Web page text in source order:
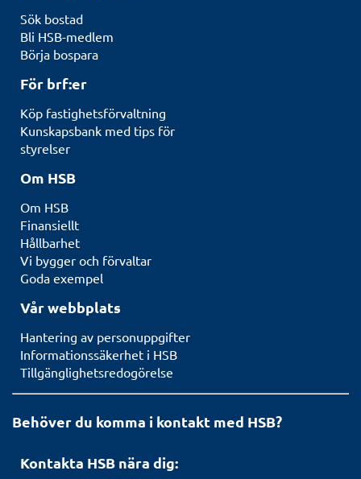
Sök bostad
Bli HSB-medlem
Börja bospara
För brf:er
Köp fastighetsförvaltning
Kunskapsbank med tips för
styrelser
Om HSB
Om HSB
Finansiellt
Hållbarhet
Vi bygger och förvaltar
Goda exempel
Vår webbplats
Hantering av personuppgifter
Informationssäkerhet i HSB
Tillgänglighetsredogörelse
Behöver du komma i kontakt med HSB?
Kontakta HSB nära dig: